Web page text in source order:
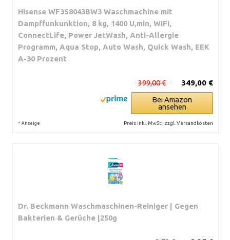
Hisense WF3S8043BW3 Waschmachine mit
Dampffunkunktion, 8 kg, 1400 U,min, WIFI,
ConnectLife, Power JetWash, Anti-Allergie
Programm, Aqua Stop, Auto Wash, Quick Wash, EEK
A-30 Prozent
349,00 €
399,00 €
Bei Amazon
ansehen
* Anzeige Preis inkl. MwSt., zzgl. Versandkosten
Dr. Beckmann Waschmaschinen-Reiniger | Gegen
Bakterien & Gerüche |250g